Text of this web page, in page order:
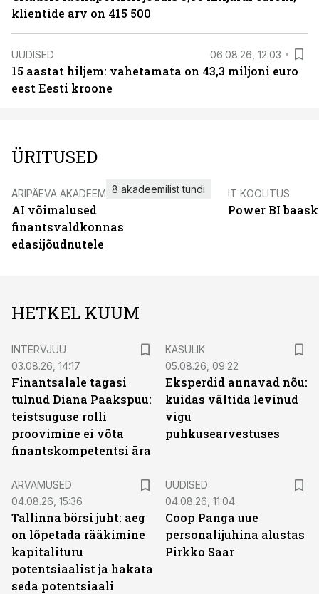
klientide arv on 415 500
UUDISED 06.08.26, 12:03
15 aastat hiljem: vahetamata on 43,3 miljoni euro
eest Eesti kroone
ÜRITUSED
ÄRIPÄEVA AKADEEMIA
AI võimalused
finantsvaldkonnas
edasijõudnutele
8 akadeemilist tundi IT KOOLITUS
Power BI
HETKEL KUUM
INTERVJUU
03.08.26, 14:17
Finantsalale tagasi
tulnud Diana Paakspuu:
teistsuguse rolli
proovimine ei võta
finantskompetentsi ära
KASULIK
05.08.26, 09:22
Eksperdid annavad nõu:
kuidas vältida levinud
vigu
puhkusearvestuses
ARVAMUSED
04.08.26, 15:36
Tallinna börsi juht: aeg
on lõpetada rääkimine
kapitalituru
potentsiaalist ja hakata
seda potentsiaali
UUDISED
04.08.26, 11:04
Coop Panga uue
personalijuhina alustas
Pirkko Saar